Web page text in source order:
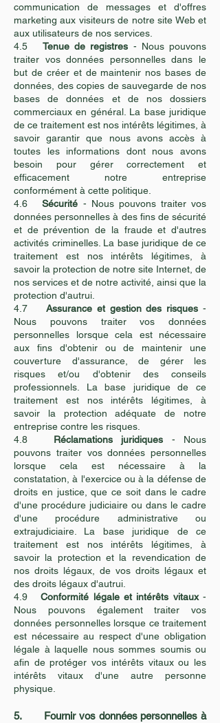
communication de messages et d'offres
marketing aux visiteurs de notre site Web et
aux utilisateurs de nos services.
4.5 Tenue de registres - Nous pouvons
traiter vos données personnelles dans le
but de créer et de maintenir nos bases de
données, des copies de sauvegarde de nos
bases de données et de nos dossiers
commerciaux en général. La base juridique
de ce traitement est nos intérêts légitimes, à
savoir garantir que nous avons accès à
toutes les informations dont nous avons
besoin pour gérer correctement et
efficacement notre entreprise
conformément à cette politique.
4.6Sécurité - Nous pouvons traiter vos
données personnelles à des fins de sécurité
et de prévention de la fraude et d'autres
activités criminelles. La base juridique de ce
traitement est nos intérêts légitimes, à
savoir la protection de notre site Internet, de
nos services et de notre activité, ainsi que la
protection d'autrui.
4.7
Assurance et gestion des risques-
Nous pouvons traiter vos données
personnelles lorsque cela est nécessaire
aux fins d'obtenir ou de maintenir une
couverture d'assurance, de gérer les
risques et/ou d'obtenir des conseils
professionnels. La base juridique de ce
traitement est nos intérêts légitimes, à
savoir la protection adéquate de notre
entreprise contre les risques.
4.8 Réclamations juridiques - Nous
pouvons traiter vos données personnelles
lorsque cela est nécessaire à la
constatation, à l'exercice ou à la défense de
droits en justice, que ce soit dans le cadre
d'une procédure judiciaire ou dans le cadre
d'une procédure administrative ou
extrajudiciaire. La base juridique de ce
traitement est nos intérêts légitimes, à
savoir la protection et la revendication de
nos droits légaux, de vos droits légaux et
des droits légaux d'autrui.
4.9Conformité légale et intérêts vitaux-
Nous pouvons également traiter vos
données personnelles lorsque ce traitement
est nécessaire au respect d'une obligation
légale à laquelle nous sommes soumis ou
afin de protéger vos intérêts vitaux ou les
intérêts vitaux d'une autre personne
physique.
5. Fournir vos données personnelles à